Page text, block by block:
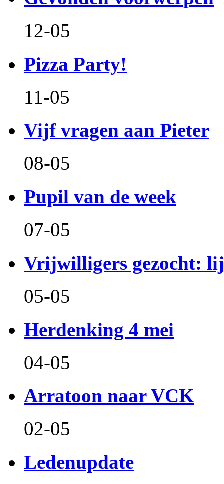
12-05
Pizza Party!
11-05
Vijf vragen aan Pieter
08-05
Pupil van de week
07-05
Vrijwilligers gezocht:
05-05
Herdenking 4 mei
04-05
Arratoon naar VCK
02-05
Ledenupdate